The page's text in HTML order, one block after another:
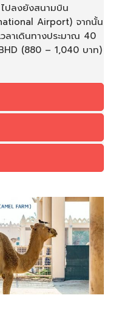
ปลงยังสนามบิน
Airport) จากนั้น
ลาเดินทางประมาณ 40
(880 – 1,040 บาท)